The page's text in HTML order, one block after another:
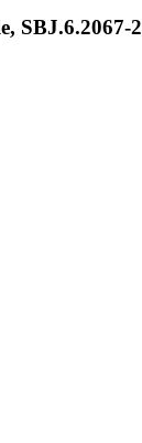
SBJ.6.2067-2